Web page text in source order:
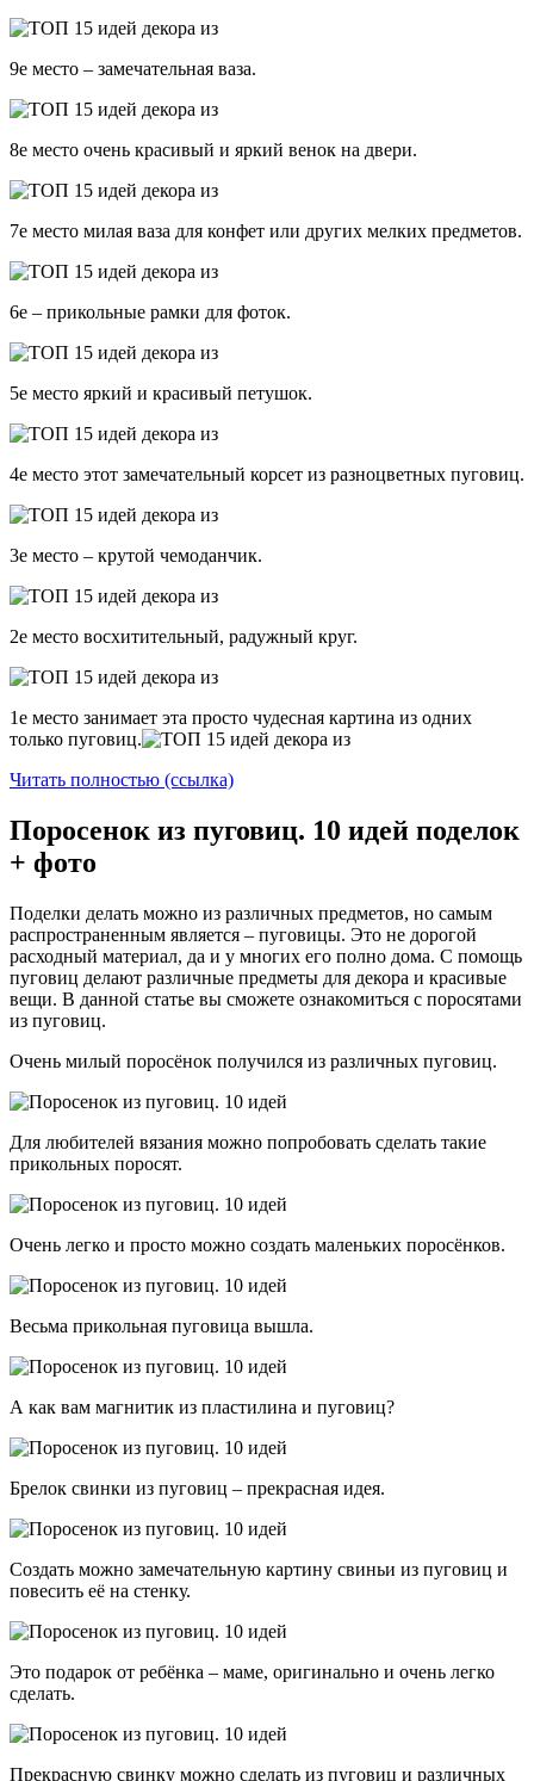
9е место – замечательная ваза.
8е место очень красивый и яркий венок на двери.
7е место милая ваза для конфет или других мелких предметов.
6е – прикольные рамки для фоток.
5е место яркий и красивый петушок.
4е место этот замечательный корсет из разноцветных пуговиц.
3е место – крутой чемоданчик.
2е место восхитительный, радужный круг.
1е место занимает эта просто чудесная картина из одних
только пуговиц.
Читать полностью (ссылка)
Поросенок из пуговиц. 10 идей поделок
+ фото
Поделки делать можно из различных предметов, но самым
распространенным является – пуговицы. Это не дорогой
расходный материал, да и у многих его полно дома. С помощь
пуговиц делают различные предметы для декора и красивые
вещи. В данной статье вы сможете ознакомиться с поросятами
из пуговиц.
Очень милый поросёнок получился из различных пуговиц.
Для любителей вязания можно попробовать сделать такие
прикольных поросят.
Очень легко и просто можно создать маленьких поросёнков.
Весьма прикольная пуговица вышла.
А как вам магнитик из пластилина и пуговиц?
Брелок свинки из пуговиц – прекрасная идея.
Создать можно замечательную картину свиньи из пуговиц и
повесить её на стенку.
Это подарок от ребёнка – маме, оригинально и очень легко
сделать.
Прекрасную свинку можно сделать из пуговиц и различных